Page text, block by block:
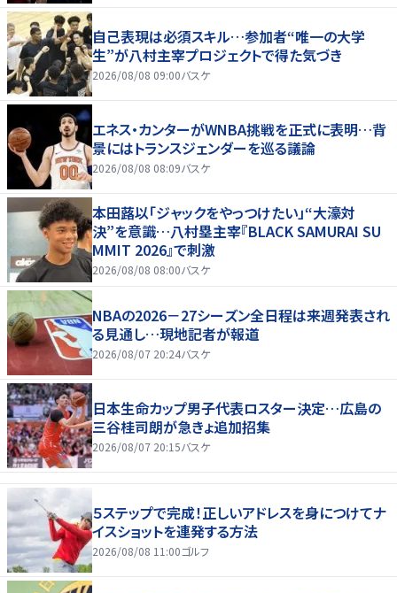
自己表現は必須スキル…参加者“唯一の大学
生”が八村主宰プロジェクトで得た気づき
2026/08/08 09:00バスケ
エネス・カンターがWNBA挑戦を正式に表明…背
景にはトランスジェンダーを巡る議論
2026/08/08 08:09バスケ
本田蕗以「ジャックをやっつけたい」“大濠対
決”を意識…八村塁主宰『BLACK SAMURAI SU
MMIT 2026』で刺激
2026/08/08 08:00バスケ
NBAの2026－27シーズン全日程は来週発表され
る見通し…現地記者が報道
2026/08/07 20:24バスケ
日本生命カップ男子代表ロスター決定…広島の
三谷桂司朗が急きょ追加招集
2026/08/07 20:15バスケ
５ステップで完成！正しいアドレスを身につけてナ
イスショットを連発する方法
2026/08/08 11:00ゴルフ